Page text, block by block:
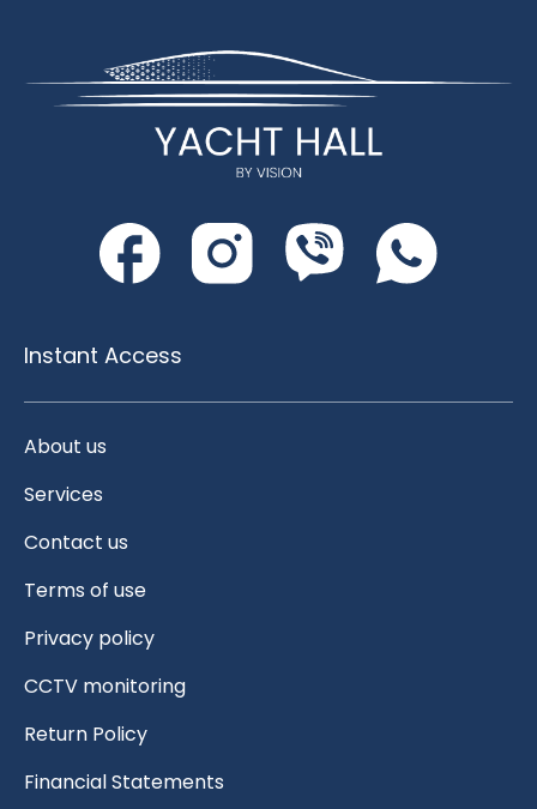
Instant Access
About us
Services
Contact us
Terms of use
Privacy policy
CCTV monitoring
Return Policy
Financial Statements